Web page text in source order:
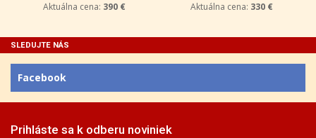
Aktuálna cena: 390 € Aktuálna cena: 330 €
SLEDUJTE NÁS
Facebook
Prihláste sa k odberu noviniek